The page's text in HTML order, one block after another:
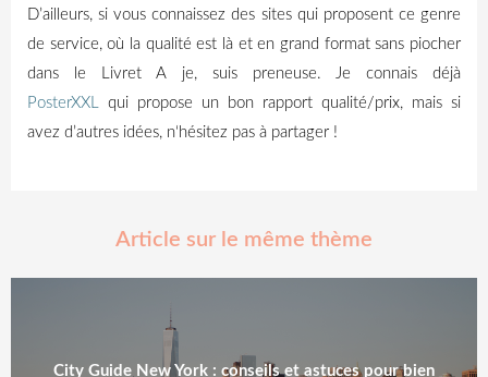
D’ailleurs, si vous connaissez des sites qui proposent ce genre
de service, où la qualité est là et en grand format sans piocher
dans le LivretA je, suis preneuse.
Je connais déjà
PosterXXL
qui propose un bon rapport qualité/prix, mais si
avez d’autres idées, n‘hésitez pas à partager !
Article sur le même thème
City Guide New York : conseils et astuces pour bien